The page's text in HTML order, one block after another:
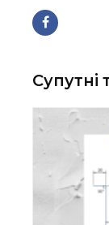
Супутні